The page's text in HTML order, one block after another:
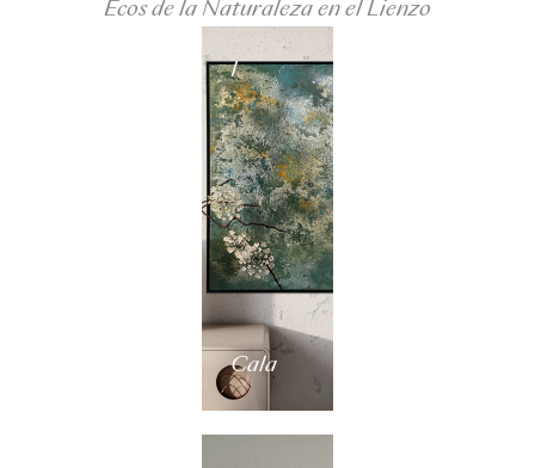
Ecos de la Naturaleza en el Lienzo
I
Cala